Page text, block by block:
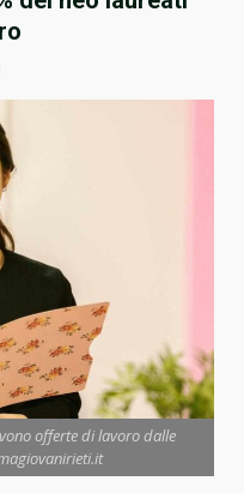
offerte di lavoro dalle